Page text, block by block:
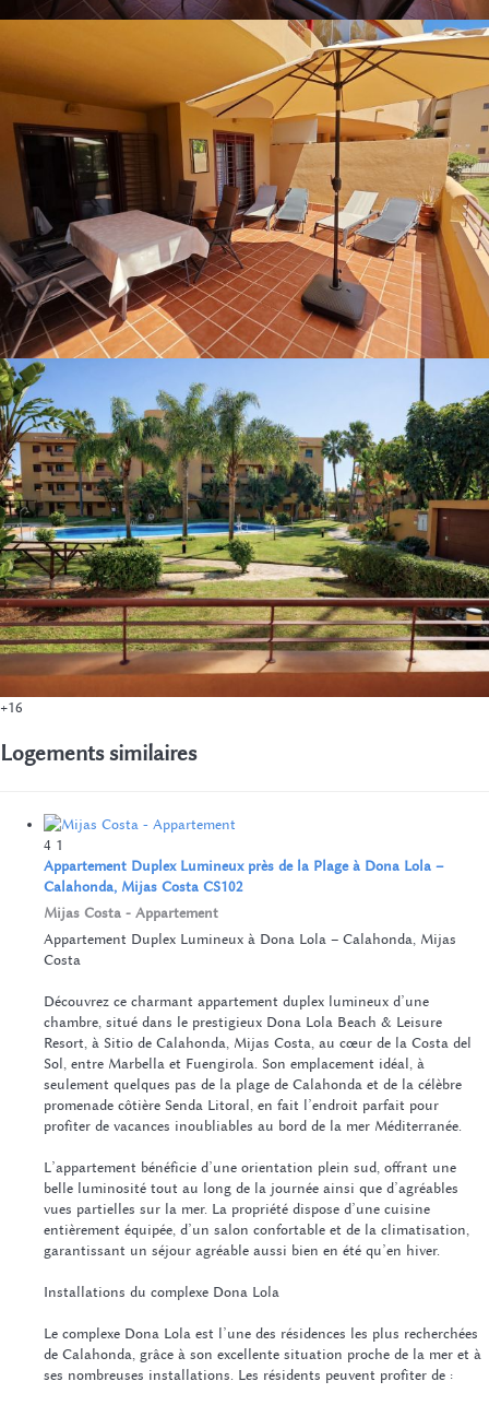
+16
Logements similaires
4 1
Appartement Duplex Lumineux près de la Plage à Dona Lola –
Calahonda, Mijas Costa CS102
Mijas Costa - Appartement
Appartement Duplex Lumineux à Dona Lola – Calahonda, Mijas
Costa
Découvrez ce charmant appartement duplex lumineux d’une
chambre, situé dans le prestigieux Dona Lola Beach & Leisure
Resort, à Sitio de Calahonda, Mijas Costa, au cœur de la Costa del
Sol, entre Marbella et Fuengirola. Son emplacement idéal, à
seulement quelques pas de la plage de Calahonda et de la célèbre
promenade côtière Senda Litoral, en fait l’endroit parfait pour
profiter de vacances inoubliables au bord de la mer Méditerranée.
L’appartement bénéficie d’une orientation plein sud, offrant une
belle luminosité tout au long de la journée ainsi que d’agréables
vues partielles sur la mer. La propriété dispose d’une cuisine
entièrement équipée, d’un salon confortable et de la climatisation,
garantissant un séjour agréable aussi bien en été qu’en hiver.
Installations du complexe Dona Lola
Le complexe Dona Lola est l’une des résidences les plus recherchées
de Calahonda, grâce à son excellente situation proche de la mer et à
ses nombreuses installations. Les résidents peuvent profiter de :